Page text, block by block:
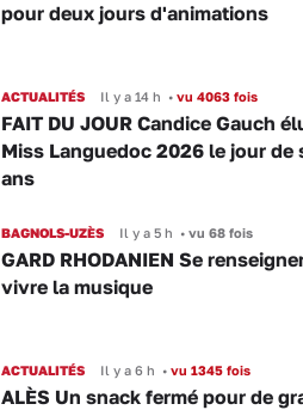
pour deux jours d'animations
ACTUALITÉS Il y a 14 h •vu 4063 fois
FAIT DU JOUR Candice Gauch
Miss Languedoc 2026 le jour de
ans
BAGNOLS-UZÈS Il y a 5 h •vu 68 fois
GARD RHODANIEN Se
vivre la musique
ACTUALITÉS Il y a 6 h •vu 1345 fois
ALÈS Un snack fermé pour de